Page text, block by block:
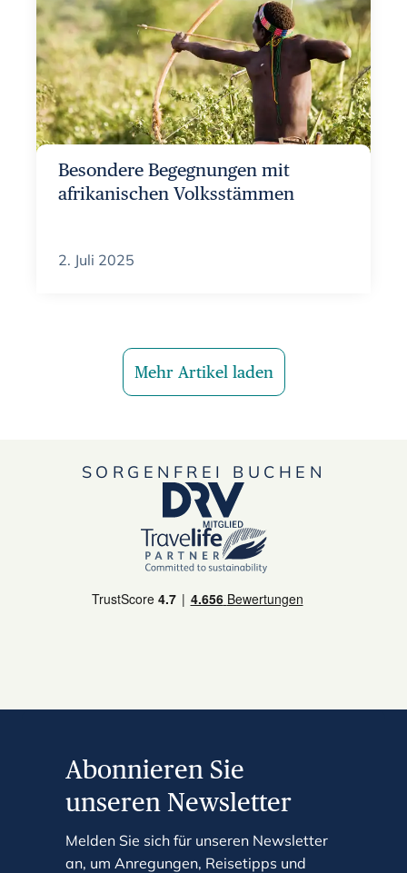
Besondere Begegnungen mit
afrikanischen Volksstämmen
2. Juli 2025
Mehr Artikel laden
SORGENFREI BUCHEN
Abonnieren Sie
unseren Newsletter
Melden Sie sich für unseren Newsletter
an, um Anregungen, Reisetipps und